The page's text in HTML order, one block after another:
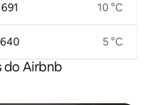
10 °C
5 °C
do Airbnb